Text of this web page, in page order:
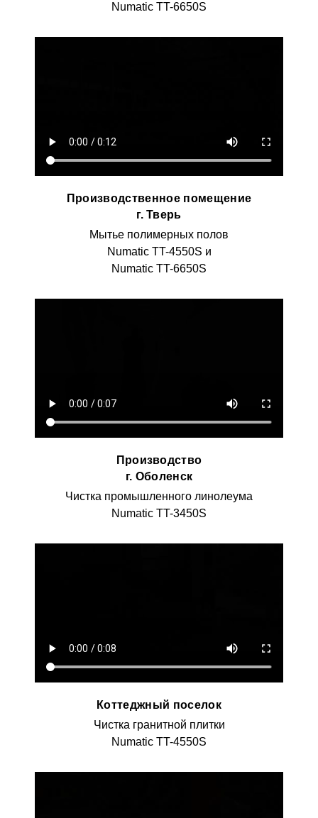
Numatic TT-6650S
Производственное помещение
г. Тверь
Мытье полимерных полов
Numatic TT-4550S и
Numatic TT-6650S
Производство
г. Оболенск
Чистка промышленного линолеума
Numatic TT-3450S
Коттеджный поселок
Чистка гранитной плитки
Numatic TT-4550S